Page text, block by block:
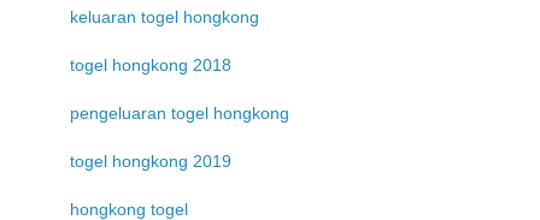
keluaran togel hongkong
togel hongkong 2018
pengeluaran togel hongkong
togel hongkong 2019
hongkong togel